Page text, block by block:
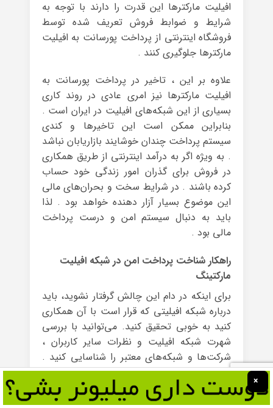
افیلیت مارکترها این قدرت را دارند با توجه به
شرایط و ضوابط فروش تعریف شده توسط
فروشگاه اینترنتی از پرداخت پورسانت به افیلیت
مارکترها جلوگیری کنند .
علاوه بر این ، تاخیر در پرداخت پورسانت به
افیلیت مارکترها نیز امری عادی در روند کاری
بسیاری از این شبکه‌های افیلیت در ایران است .
بنابراین ممکن است این تاخیرها و کندی
سیستم پرداخت چندان خوشایند بازاریابان نباشد
. به ویژه اگر به درآمد اینترنتی از طریق همکاری
در فروش برای گذران امور زندگی خود حساب
کرده باشند . در شرایط سخت و بحران‌های مالی
این موضوع بسیار آزار دهنده خواهد بود . لذا
باید به دنبال سیستم امن و درست پرداخت
مالی بود .
راهکار شناخت پرداخت امن در شبکه افیلیت
مارکتینگ
برای اینکه در دام این چالش گرفتار نشوید، باید
درباره شبکه‌ افیلیتی که قرار است با آن همکاری
کنید به خوبی تحقیق کنید. می‌توانید با بررسی
شهرت شبکه افیلیت و نظرات سایر کاربران ،
شرکت‌ها و شبکه‌های معتبر را شناسایی کنید .
همچنین بهتر است به شبکه‌ای بپیوندید که
پرداخت‌های خود را مرتب انجام می‌دهند، به
ویژه زمانی که پرداخت پورسانت‌ها به‌صورت
×